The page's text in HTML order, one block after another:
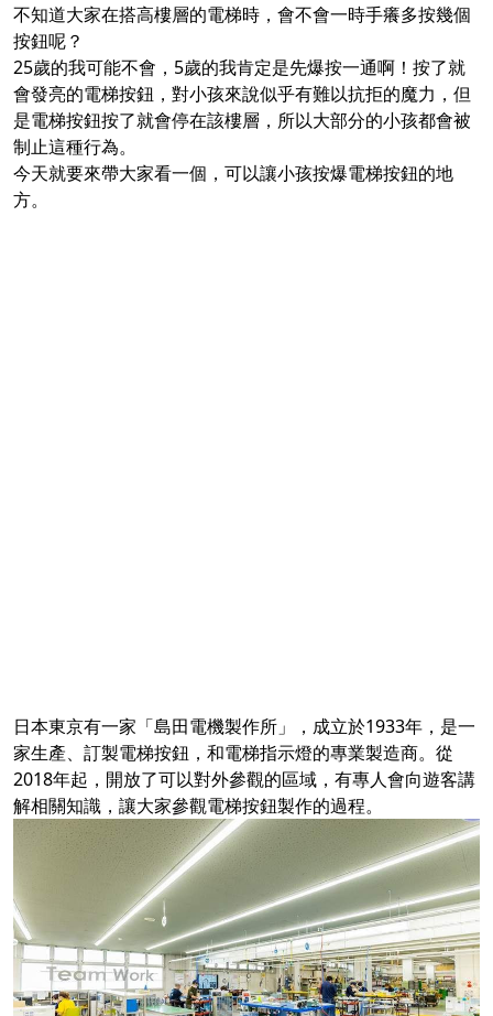
不知道大家在搭高樓層的電梯時，會不會一時手癢多按幾個
按鈕呢？
25歲的我可能不會，5歲的我肯定是先爆按一通啊！按了就
會發亮的電梯按鈕，對小孩來說似乎有難以抗拒的魔力，但
是電梯按鈕按了就會停在該樓層，所以大部分的小孩都會被
制止這種行為。
今天就要來帶大家看一個，可以讓小孩按爆電梯按鈕的地
方。
日本東京有一家「島田電機製作所」，成立於1933年，是一
家生產、訂製電梯按鈕，和電梯指示燈的專業製造商。從
2018年起，開放了可以對外參觀的區域，有專人會向遊客講
解相關知識，讓大家參觀電梯按鈕製作的過程。